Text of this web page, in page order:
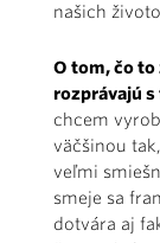
našich
O tom, čo to
rozprávajú
chcem
väčšinou
veľmi
smeje sa
dotvára aj